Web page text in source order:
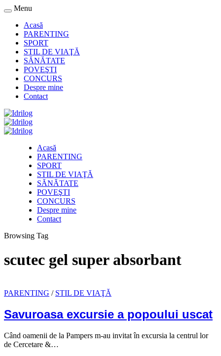
Menu
Acasă
PARENTING
SPORT
STIL DE VIAŢĂ
SĂNĂTATE
POVEŞTI
CONCURS
Despre mine
Contact
Acasă
PARENTING
SPORT
STIL DE VIAŢĂ
SĂNĂTATE
POVEŞTI
CONCURS
Despre mine
Contact
Browsing Tag
scutec gel super absorbant
PARENTING / STIL DE VIAŢĂ
Savuroasa excursie a popoului uscat
Când oamenii de la Pampers m-au invitat în excursia la centrul lor
de Cercetare &…